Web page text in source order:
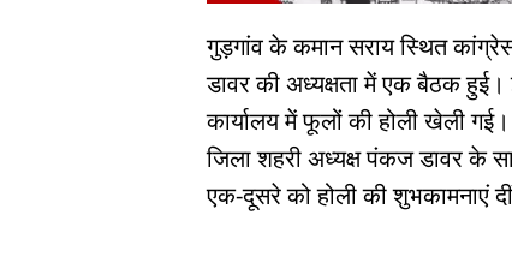
गुड़गांव के कमान सराय स्थित
डावर की अध्यक्षता में एक बैठक हुई।
कार्यालय में फूलों की होली खेली
जिला शहरी अध्यक्ष पंकज डावर के
एक-दूसरे को होली की शुभकामनाएं